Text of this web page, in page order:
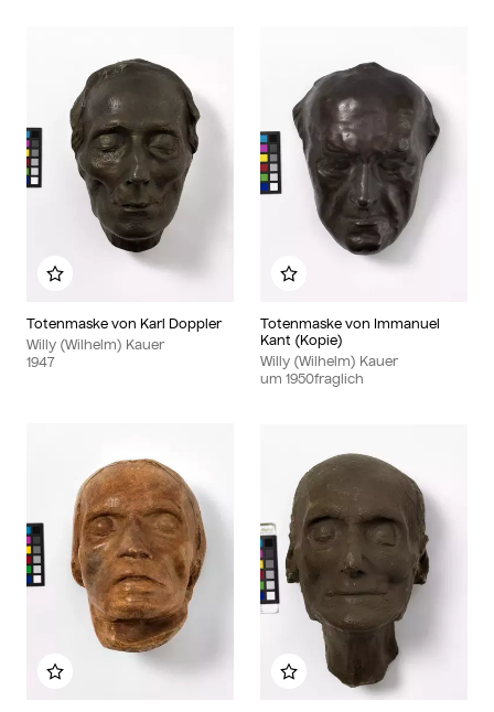
Totenmaske von Karl Doppler
Willy (Wilhelm) Kauer
1947
Zu meinem Album hinzufügen
Totenmaske von Immanuel
Kant (Kopie)
Willy (Wilhelm) Kauer
um 1950fraglich
Zu meinem Album
Zu meinem Album hinzufügenZu meinem Album